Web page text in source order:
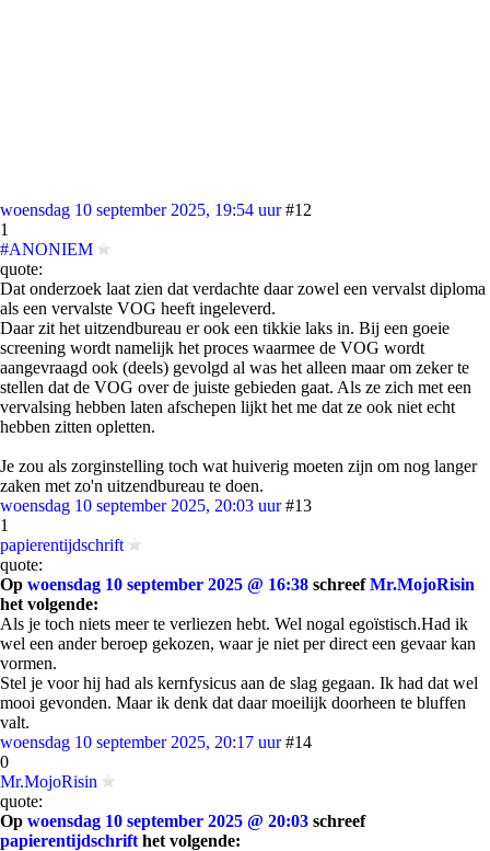
woensdag 10 september 2025, 19:54 uur #12
1
#ANONIEM
quote:
Dat onderzoek laat zien dat verdachte daar zowel een vervalst diploma
als een vervalste VOG heeft ingeleverd.
Daar zit het uitzendbureau er ook een tikkie laks in. Bij een goeie
screening wordt namelijk het proces waarmee de VOG wordt
aangevraagd ook (deels) gevolgd al was het alleen maar om zeker te
stellen dat de VOG over de juiste gebieden gaat. Als ze zich met een
vervalsing hebben laten afschepen lijkt het me dat ze ook niet echt
hebben zitten opletten.
Je zou als zorginstelling toch wat huiverig moeten zijn om nog langer
zaken met zo'n uitzendbureau te doen.
woensdag 10 september 2025, 20:03 uur #13
1
papierentijdschrift
quote:
Op woensdag 10 september 2025 @ 16:38 schreefMr.MojoRisin
het volgende:
Als je toch niets meer te verliezen hebt. Wel nogal egoïstisch.Had ik
wel een ander beroep gekozen, waar je niet per direct een gevaar kan
vormen.
Stel je voor hij had als kernfysicus aan de slag gegaan. Ik had dat wel
mooi gevonden. Maar ik denk dat daar moeilijk doorheen te bluffen
valt.
woensdag 10 september 2025, 20:17 uur #14
0
Mr.MojoRisin
quote:
Op woensdag 10 september 2025 @ 20:03 schreef
papierentijdschrift het volgende: